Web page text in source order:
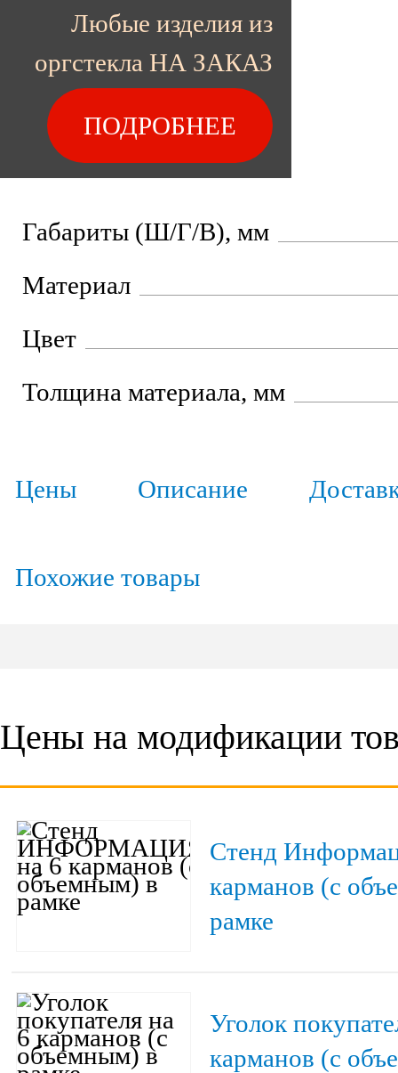
Любые изделия из
оргстекла НА ЗАКАЗ
ПОДРОБНЕЕ
Габариты (Ш/Г/В), мм
Материал
Цвет
Толщина материала, мм
Цены Описание
Похожие товары
Цены на модификации
Стенд
карманов (с
рамке
Уголок
карманов (с